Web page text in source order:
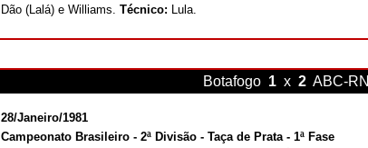
Dão (Lalá) e Williams. Técnico: Lula.
Botafogo 1 x 2 ABC-RN
28/Janeiro/1981
Campeonato Brasileiro - 2ª Divisão - Taça de Prata - 1ª Fase